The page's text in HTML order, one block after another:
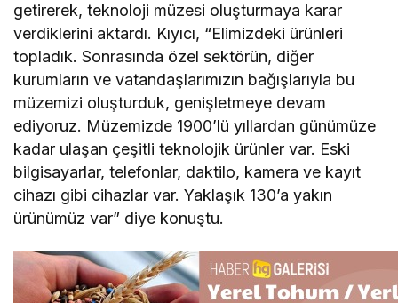
getirerek, teknoloji müzesi oluşturmaya karar
verdiklerini aktardı. Kıyıcı, “Elimizdeki ürünleri
topladık. Sonrasında özel sektörün, diğer
kurumların ve vatandaşlarımızın bağışlarıyla bu
müzemizi oluşturduk, genişletmeye devam
ediyoruz. Müzemizde 1900’lü yıllardan günümüze
kadar ulaşan çeşitli teknolojik ürünler var. Eski
bilgisayarlar, telefonlar, daktilo, kamera ve kayıt
cihazı gibi cihazlar var. Yaklaşık 130’a yakın
ürünümüz var” diye konuştu.